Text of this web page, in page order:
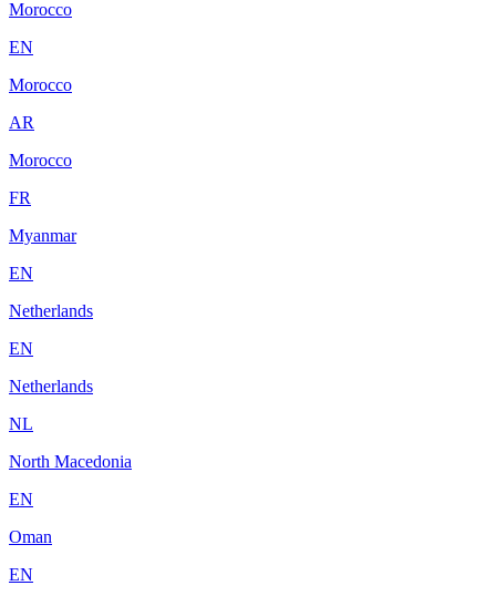
Morocco
EN
Morocco
AR
Morocco
FR
Myanmar
EN
Netherlands
EN
Netherlands
NL
North Macedonia
EN
Oman
EN